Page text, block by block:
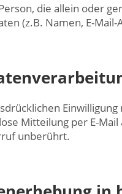
die allein oder
(z.B. Namen, E-
Mitteilung per E-
unberührt.